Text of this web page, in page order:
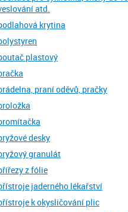
atd.
krytina
plastový
praní oděvů, pračky
desky
granulát
z fólie
jaderného lékařství
k okysličování plic